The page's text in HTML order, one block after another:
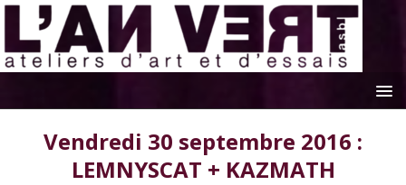
Vendredi 30 septembre 2016 :
LEMNYSCAT + KAZMATH